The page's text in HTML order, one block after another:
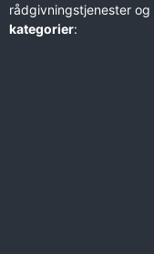
rådgivningstjenester og
kategorier: